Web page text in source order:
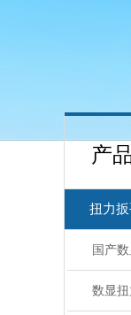
产
扭力
国产
数显